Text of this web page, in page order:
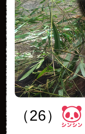
（26）